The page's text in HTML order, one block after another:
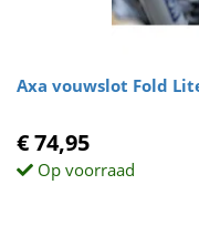
Axa vouwslot Fold
€ 74,95
Op voorraad